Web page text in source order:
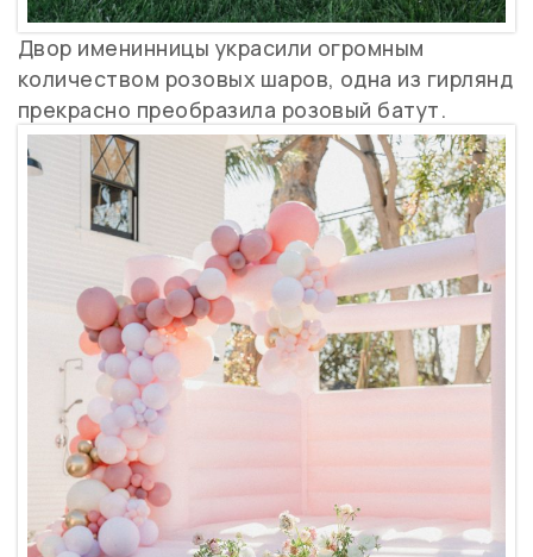
Двор именинницы украсили огромным
количеством розовых шаров, одна из гирлянд
прекрасно преобразила розовый батут.